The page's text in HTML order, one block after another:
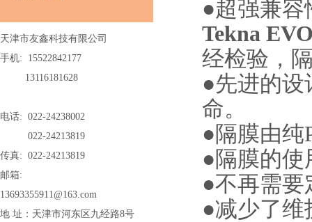
天津市友鑫科技有限公司
手机: 15522842177
13116181628
电话: 022-24238002
022-24213819
传真: 022-24213819
邮箱:
13693355911@163.com
地 址：天津市河东区九经路8号
●超强兼容
Tekna
经检验，
●先进的设
命。
●隔膜由纯
●隔膜的
●不再需
●减少了维